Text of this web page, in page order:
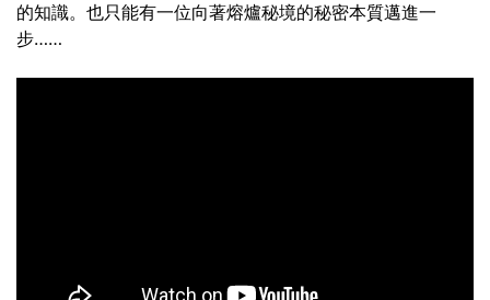
的知識。也只能有一位向著熔爐秘境的秘密本質邁進一
步……